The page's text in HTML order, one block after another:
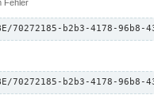
Fehler
b2b3-4178-96b8-
70272185-b2b3-4178-